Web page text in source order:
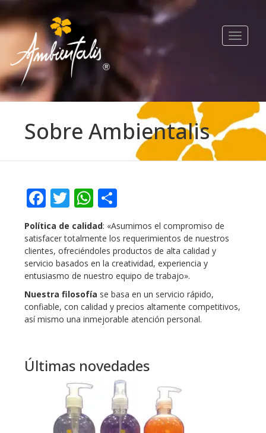
Toggle
Sobre Ambientalis
Facebook
TwitterWhatsApp
Política de calidad: «Asumimos el compromiso de
satisfacer totalmente los requerimientos de nuestros
clientes, ofreciéndoles productos de alta calidad y
servicio basados en la creatividad, experiencia y
entusiasmo de nuestro equipo de trabajo».
Nuestra filosofía se basa en un servicio rápido,
confiable, con calidad y precios altamente competitivos,
así mismo una inmejorable atención personal.
Últimas novedades